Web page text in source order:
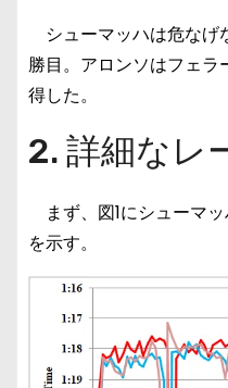
シューマッハは危なげ
勝目。アロンソはフェラ
得した。
2. 詳細なレ
まず、図1にシューマ
を示す。